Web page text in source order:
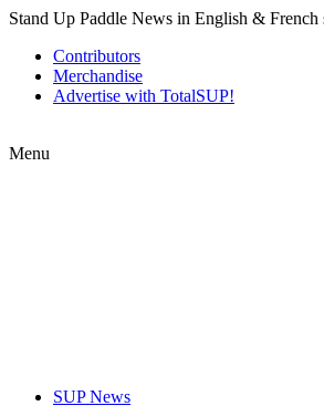
Stand Up Paddle News in English & French
Contributors
Merchandise
Advertise with TotalSUP!
Menu
SUP News